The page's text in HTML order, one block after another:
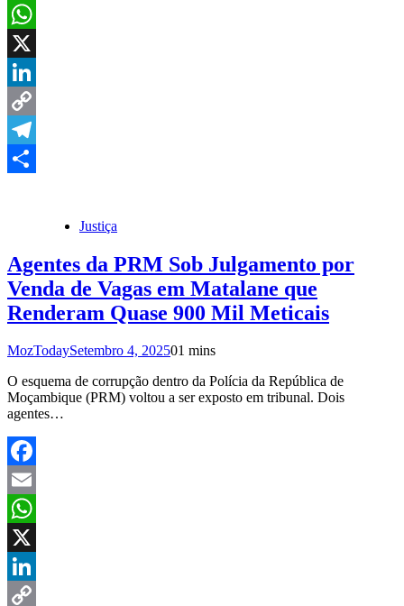
Email
WhatsApp
X
LinkedIn
Copy
Link
Telegram
Justiça
Agentes da PRM Sob Julgamento por
Venda de Vagas em Matalane que
Renderam Quase 900 Mil Meticais
MozTodaySetembro 4, 202501 mins
O esquema de corrupção dentro da Polícia da República de
Moçambique (PRM) voltou a ser exposto em tribunal. Dois
agentes…
Facebook
Email
WhatsApp
X
LinkedIn